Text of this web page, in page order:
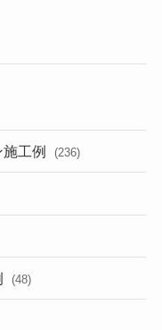
工例 (236)
(48)